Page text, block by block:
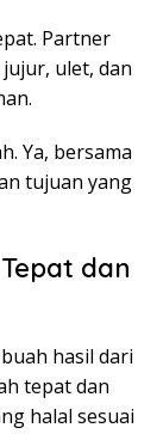
Partner
ulet, dan
Ya, bersama
tujuan yang
dan
hasil dari
tepat dan
halal sesuai